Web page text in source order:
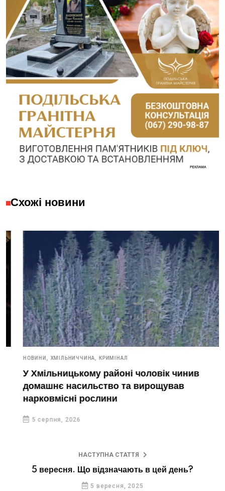
Схожі новини
НОВИНИ, ХМІЛЬНИЧЧИНА, КРИМІНАЛ
У Хмільницькому районі чоловік чинив
домашнє насильство та вирощував
нарковмісні рослини
5 серпня, 2026
НАСТУПНА СТАТТЯ
5 вересня. Що відзначають в цей день?
5 вересня, 2025